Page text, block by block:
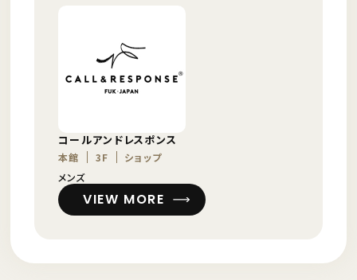
コールアンドレスポンス
本館 3F
ショップ
メンズ
VIEW MORE